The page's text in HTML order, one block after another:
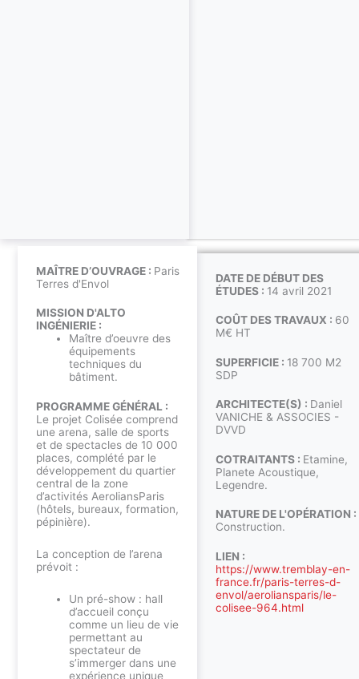
DATE DE DÉBUT DES
ÉTUDES : 14 avril 2021
COÛT DES TRAVAUX : 60
M€ HT
SUPERFICIE : 18 700 M2
SDP
ARCHITECTE(S) : Daniel
VANICHE & ASSOCIES -
DVVD
COTRAITANTS : Etamine,
Planete Acoustique,
Legendre.
NATURE DE L'OPÉRATION :
Construction.
LIEN :
https://www.tremblay-en-
france.fr/paris-terres-d-
envol/aeroliansparis/le-
colisee-964.html
MAÎTRE D’OUVRAGE : Paris
Terres d'Envol
MISSION D'ALTO
INGÉNIERIE :
Maître d’oeuvre des
équipements
techniques du
bâtiment.
PROGRAMME GÉNÉRAL :
Le projet Colisée comprend
une arena, salle de sports
et de spectacles de 10 000
places, complété par le
développement du quartier
central de la zone
d’activités AeroliansParis
(hôtels, bureaux, formation,
pépinière).
La conception de l’arena
prévoit :
Un pré-show : hall
d’accueil conçu
comme un lieu de vie
permettant au
spectateur de
s’immerger dans une
expérience unique